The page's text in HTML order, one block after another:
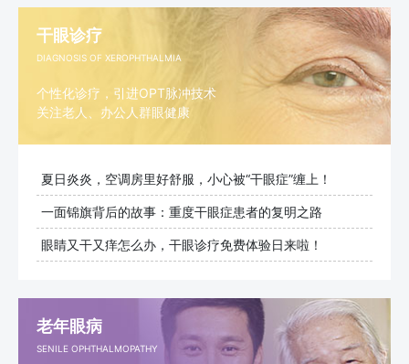
干眼诊疗
DIAGNOSIS OF XEROPHTHALMIA
个性化诊疗，引进OPT脉冲技术
关注老人、办公人群眼健康
夏日炎炎，空调房里好舒服，小心被“干眼症”缠上！
一面锦旗背后的故事：重度干眼症患者的复明之路
眼睛又干又痒怎么办，干眼诊疗免费体验日来啦！
老年眼病
SENILE OPHTHALMOPATHY